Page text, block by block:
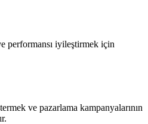
performansı iyileştirmek için
ve pazarlama kampanyalarının